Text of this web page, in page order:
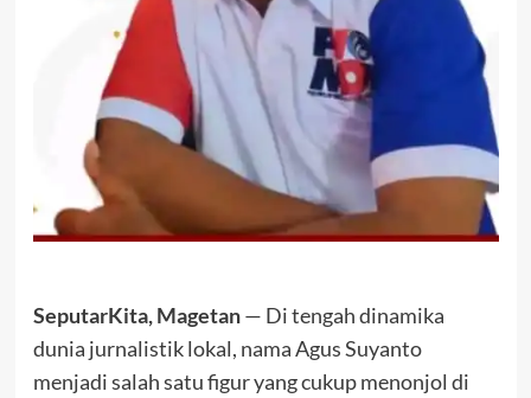
SeputarKita, Magetan— Di tengah dinamika
dunia jurnalistik lokal, nama Agus Suyanto
menjadi salah satu figur yang cukup menonjol di